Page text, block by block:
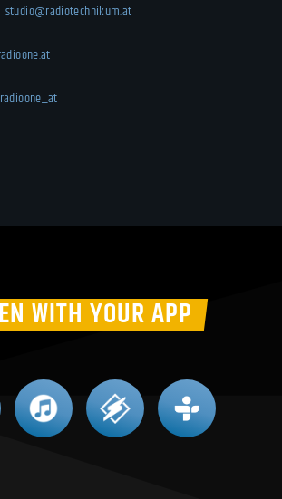
studio@radiotechnikum.at
radioone_at
WITH YOUR APP